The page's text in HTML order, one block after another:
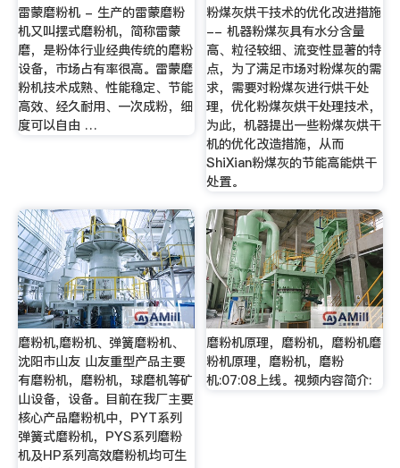
雷蒙磨粉机 - 生产的雷蒙磨粉
机又叫摆式磨粉机，简称雷蒙
磨，是粉体行业经典传统的磨粉
设备，市场占有率很高。雷蒙磨
粉机技术成熟、性能稳定、节能
高效、经久耐用、一次成粉，细
度可以自由 …
粉煤灰烘干技术的优化改进措施
-- 机器粉煤灰具有水分含量
高、粒径较细、流变性显著的特
点，为了满足市场对粉煤灰的需
求，需要对粉煤灰进行烘干处
理，优化粉煤灰烘干处理技术，
为此，机器提出一些粉煤灰烘干
机的优化改造措施，从而
ShiXian粉煤灰的节能高能烘干
处置。
磨粉机,磨粉机、弹簧磨粉机、
沈阳市山友 山友重型产品主要
有磨粉机，磨粉机，球磨机等矿
山设备，设备。目前在我厂主要
核心产品磨粉机中，PYT系列
弹簧式磨粉机，PYS系列磨粉
机及HP系列高效磨粉机均可生
磨粉机原理，磨粉机，磨粉机磨
粉机原理，磨粉机，磨粉
机:07:08上线。视频内容简介: